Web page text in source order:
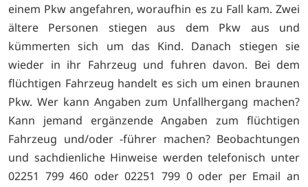
einem Pkw angefahren, woraufhin es zu Fall kam. Zwei
ältere Personen stiegen aus dem Pkw aus und
kümmerten sich um das Kind. Danach stiegen sie
wieder in ihr Fahrzeug und fuhren davon. Bei dem
flüchtigen Fahrzeug handelt es sich um einen braunen
Pkw. Wer kann Angaben zum Unfallhergang machen?
Kann jemand ergänzende Angaben zum flüchtigen
Fahrzeug und/oder -führer machen? Beobachtungen
und sachdienliche Hinweise werden telefonisch unter
02251 799 460 oder 02251 799 0 oder per Email an